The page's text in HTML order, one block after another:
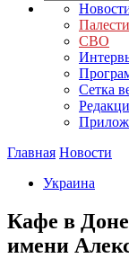
СВО
Сетка
Главная Новости
Украина
Кафе в
имени